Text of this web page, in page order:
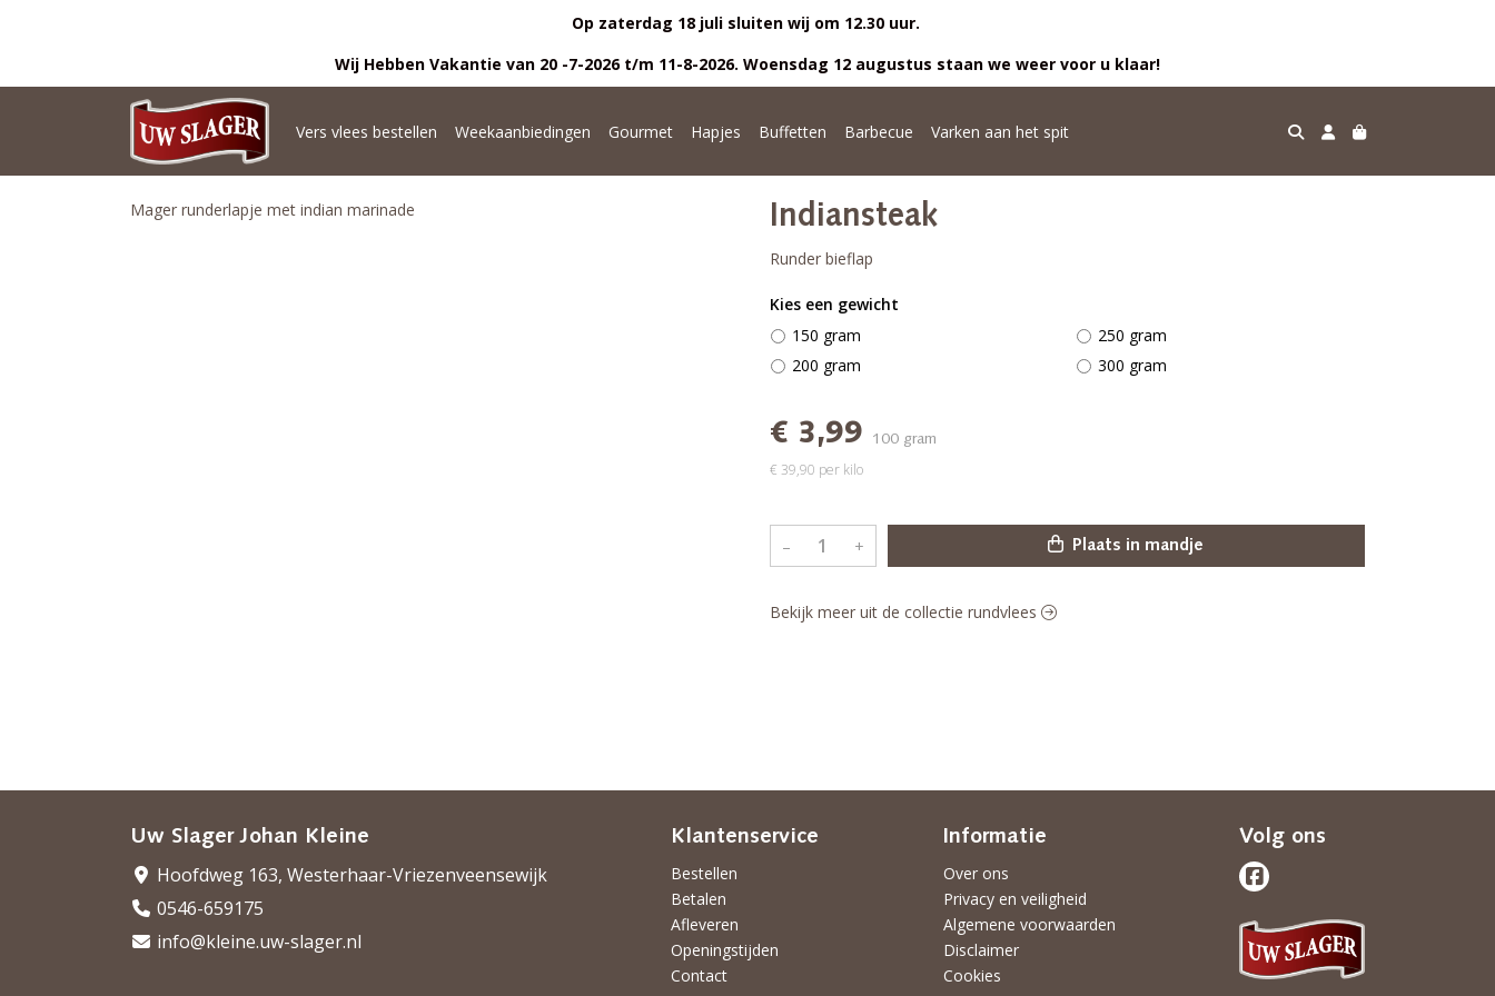
Op zaterdag 18 juli sluiten wij om 12.30 uur.
Wij Hebben Vakantie van 20 -7-2026 t/m 11-8-2026. Woensdag 12 augustus staan we weer voor u klaar!
Vers vlees bestellen Weekaanbiedingen Gourmet Hapjes Buffetten Barbecue Varken aan het spit
Mager runderlapje met indian marinade Indiansteak
Runder bieflap
Kies een gewicht
150 gram
200 gram
250 gram
300 gram
€ 3,99 100 gram
€ 39,90 per kilo
– + Plaats in mandje
Bekijk meer uit de collectie rundvlees
Uw Slager Johan Kleine
Hoofdweg 163, Westerhaar-Vriezenveensewijk
0546-659175
info@kleine.uw-slager.nl
Klantenservice
Bestellen
Betalen
Afleveren
Openingstijden
Contact
Informatie
Over ons
Privacy en veiligheid
Algemene voorwaarden
Disclaimer
Cookies
Volg ons